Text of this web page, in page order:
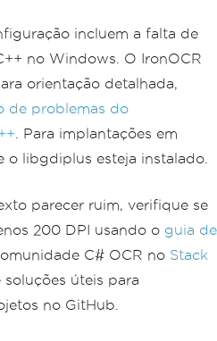
incluem a falta de
no Windows. O IronOCR
orientação detalhada,
de problemas do
. Para implantações em
o libgdiplus esteja instalado.
parecer ruim, verifique se
200 DPI usando o guia de
C# OCR no Stack
úteis para
no GitHub.